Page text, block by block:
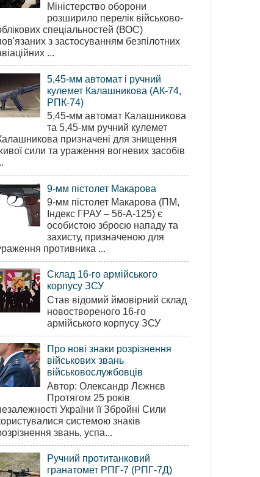
Міністерство оборони
розширило перелік військово-
спеціальностей (ВОС)
з застосуванням безпілотних
...
5,45-мм автомат і ручний
кулемет Калашникова (АК-74,
РПК-74)
5,45-мм автомат Калашникова
та 5,45-мм ручний кулемет
призначені для знищення
сили та ураження вогневих засобів
9-мм пістолет Макарова
9-мм пістолет Макарова (ПМ,
Індекс ГРАУ – 56-А-125) є
особистою зброєю нападу та
захисту, призначеною для
противника ...
Склад 16-го армійського
корпусу ЗСУ
Став відомий ймовірний склад
новоствореного 16-го
армійського корпусу ЗСУ
Про нові знаки розрізнення
військових звань
військовослужбовців
Автор: Олександр Лєжнєв
Протягом 25 років
України її Збройні Сили
системою знаків
звань, успа...
Ручний протитанковий
гранатомет РПГ-7 (РПГ-7Д)